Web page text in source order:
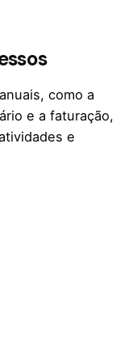
como a
e a faturação,
e